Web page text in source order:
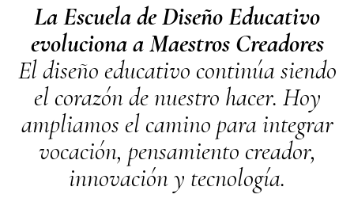
La Escuela de Diseño Educativo
evoluciona a Maestros Creadores
El diseño educativo continúa siendo
el corazón de nuestro hacer. Hoy
ampliamos el camino para integrar
vocación, pensamiento creador,
innovación y tecnología.